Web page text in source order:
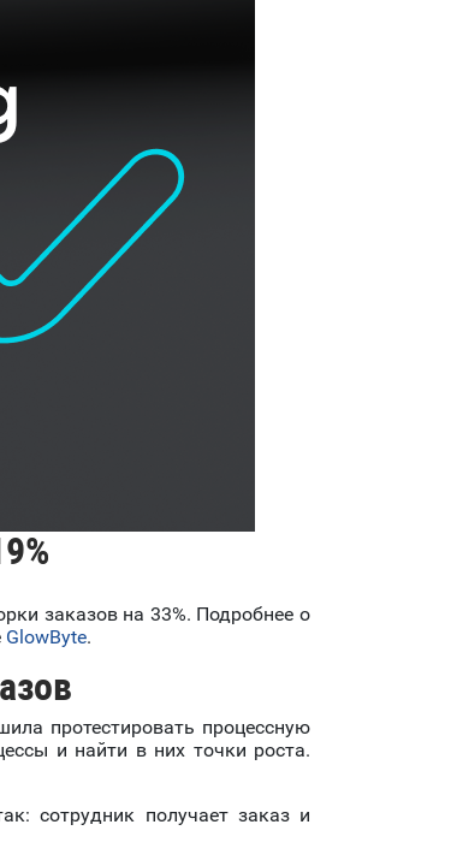
заказов на 33%. Подробнее о
GlowByte.
протестировать процессную
и найти в них точки роста.
сотрудник получает заказ и